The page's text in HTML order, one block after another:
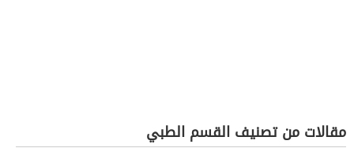
مقالات من تصنيف القسم الطبي